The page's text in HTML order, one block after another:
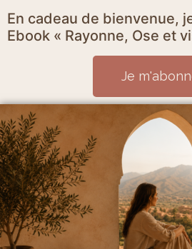
En cadeau de bienvenue,
Ebook « Rayonne, Ose et
Je
Mentions Légales et politique de